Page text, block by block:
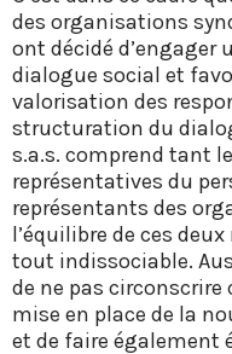
des organisations
ont décidé d’engager
dialogue social et
valorisation des
structuration du
s.a.s. comprend tant
représentatives du
représentants des
l’équilibre de ces
tout indissociable.
de ne pas
mise en place de la
et de faire également